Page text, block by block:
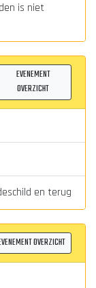
is niet
EVENEMENT
OVERZICHT
en terug
OVERZICHT